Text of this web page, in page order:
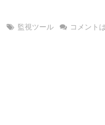
監視ツール
コメント